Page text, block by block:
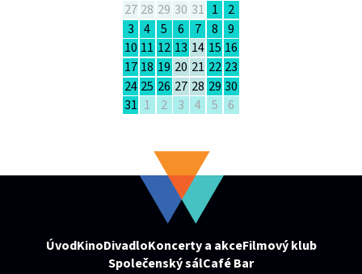
27 28 29 30 31 1
2
3
4 5 6 7 8
9
10 11 12 13 14 15 16
17 18 19 20 21 22 23
24 25 26 27 28 29 30
31 1 2 3 4 5 6
ÚvodKinoDivadloKoncerty a akceFilmový klub
Společenský sálCafé Bar